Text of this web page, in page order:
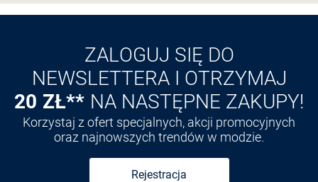
Odkryj aplikację VANGRAAF
ZALOGUJ SIĘ DO
NEWSLETTERA I OTRZYMAJ
20 ZŁ** NA NASTĘPNE ZAKUPY!
Korzystaj z ofert specjalnych, akcji promocyjnych
oraz najnowszych trendów w modzie.
Rejestracja